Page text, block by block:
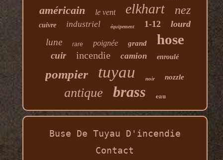
américain le vent elkhart nez
cuivre industriel équipement 1-12 lourd
lune rare poignée grand hose
cuir incendie camion enroulé
pompier tuyau noir nozzle
antique brass eau
Buse De Tuyau D'incendie
Contact